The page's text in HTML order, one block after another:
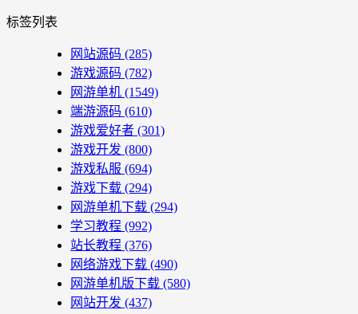
标签列表
网站源码 (285)
游戏源码 (782)
网游单机 (1549)
端游源码 (610)
游戏爱好者 (301)
游戏开发 (800)
游戏私服 (694)
游戏下载 (294)
网游单机下载 (294)
学习教程 (992)
站长教程 (376)
网络游戏下载 (490)
网游单机版下载 (580)
网站开发 (437)